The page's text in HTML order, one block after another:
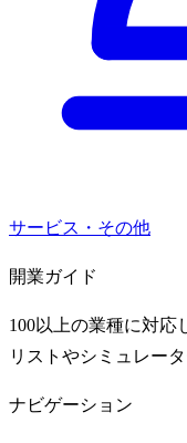
サービス・その他
開業ガイド
100以上の業種に対応
リストやシミュレー
ナビゲーション